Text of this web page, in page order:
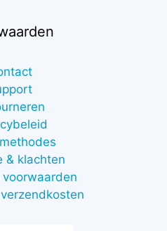
& klachten